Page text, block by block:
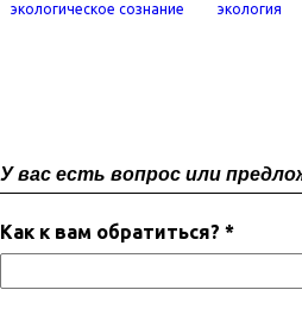
экологическое сознание экология
У вас есть вопрос или
Как к вам обратиться? *